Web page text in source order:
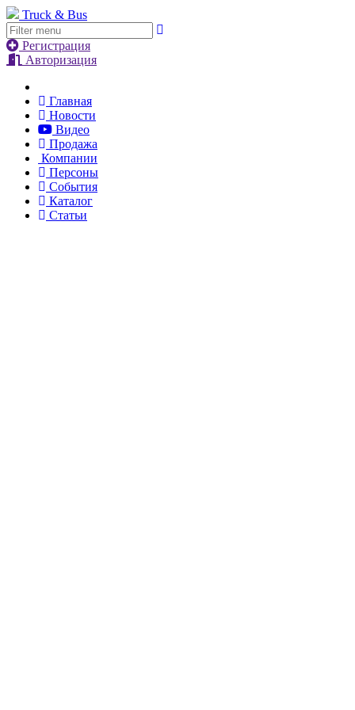
Truck & Bus
Регистрация
Авторизация
Главная
Новости
Видео
Продажа
Компании
Персоны
События
Каталог
Статьи